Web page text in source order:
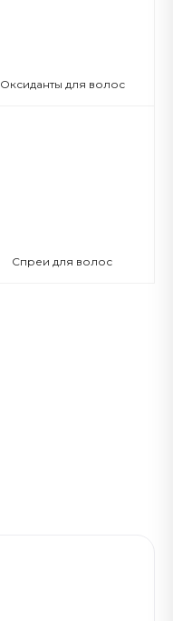
Оксиданты для волос
Спреи для волос